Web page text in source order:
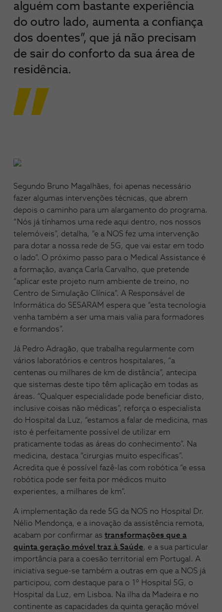
alguém com bastante experiência
do outro lado, aumenta a confiança
dos doentes”, que já não precisam
de sair do conforto da sua área de
residência.
Segundo Bruno Magalhães, foi apenas necessário
fazer algumas intervenções técnicas, que abrem
depois o caminho para um alargamento do programa.
“Nós já tínhamos uma rede aqui dentro, nos nossos
telemóveis”, detalha, “e a NOS fez uma intervenção
para dotar a nossa rede de 5G, que vai estar em todo
o lado”. O próximo passo para o Medical Assistance é
a formação, avança Carla Carvalho, que pretende
“aplicar este projeto num ambiente de treino, no
Centro de Simulação Clínica”. A Responsável de
Informática do SESARAM espera que “esta tecnologia
venha também a ser uma mais valia para formadores
e formandos”.
Já Pedro Adragão, que trabalha regularmente com
vários laboratórios e centros hospitalares, “a
centenas ou milhares de km de distância”, antecipa
que sistemas deste tipo têm aplicação em todas as
áreas. “Qualquer especialidade pode beneficiar disto,
inclusive coisas não médicas”, reforça o especialista
do Hospital da Luz, “estamos a falar de medicina, mas
isto é perfeitamente possível de utilizar em
praticamente todas as áreas do conhecimento”. Na
medicina, destaca “cirurgias muito específicas”.
Acredita que é possível fazê-las com robótica “e essa
robótica pode ser feita por médicos muito
experientes, a milhares de km”.
A implementação da rede 5G da NOS no Hospital Dr.
Nélio Mendonça, e a inovação da assistência remota,
acabam por confirmar as transformações que a
quinta geração móvel traz à Saúde, e a sua particular
importância para a coesão territorial em Portugal. A
iniciativa segue-se também a outras em que a NOS já
participou, com destaque para o 1º Hospital 5G, o
Hospital da Luz, em Lisboa. Na ilha da Madeira e no
continente as capacidades da quinta geração móvel